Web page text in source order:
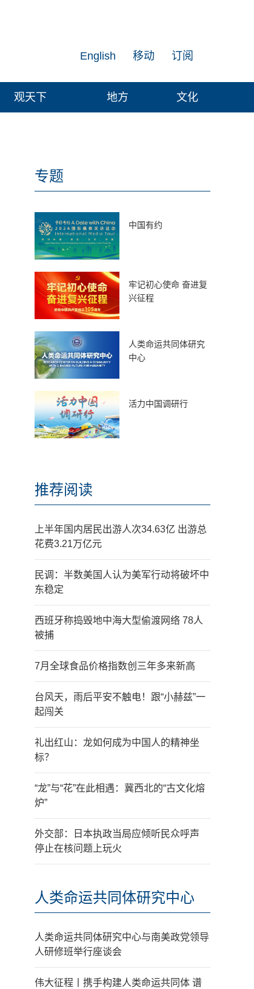
订阅
移动
English
观天下 地方 文化
专题
中国有约
牢记初心使命 奋进复
兴征程
人类命运共同体研究
中心
活力中国调研行
推荐阅读
上半年国内居民出游人次34.63亿 出游总
花费3.21万亿元
民调：半数美国人认为美军行动将破坏中
东稳定
西班牙称捣毁地中海大型偷渡网络 78人
被捕
7月全球食品价格指数创三年多来新高
台风天，雨后平安不触电！跟“小赫兹”一
起闯关
礼出红山：龙如何成为中国人的精神坐
标？
“龙”与“花”在此相遇：冀西北的“古文化熔
炉”
外交部：日本执政当局应倾听民众呼声
停止在核问题上玩火
人类命运共同体研究中心
人类命运共同体研究中心与南美政党领导
人研修班举行座谈会
伟大征程丨携手构建人类命运共同体 谱